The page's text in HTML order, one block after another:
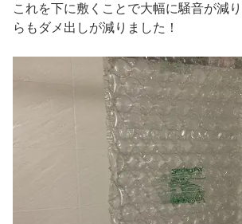
これを下に敷くことで大幅に騒音が減
らもダメ出しが減りました！